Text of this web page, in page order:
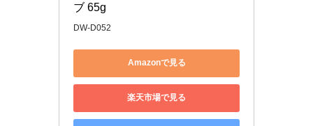
ブ 65g
DW-D052
Amazonで見る
楽天市場で見る